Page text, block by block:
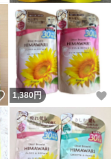
いいね！
1,380円